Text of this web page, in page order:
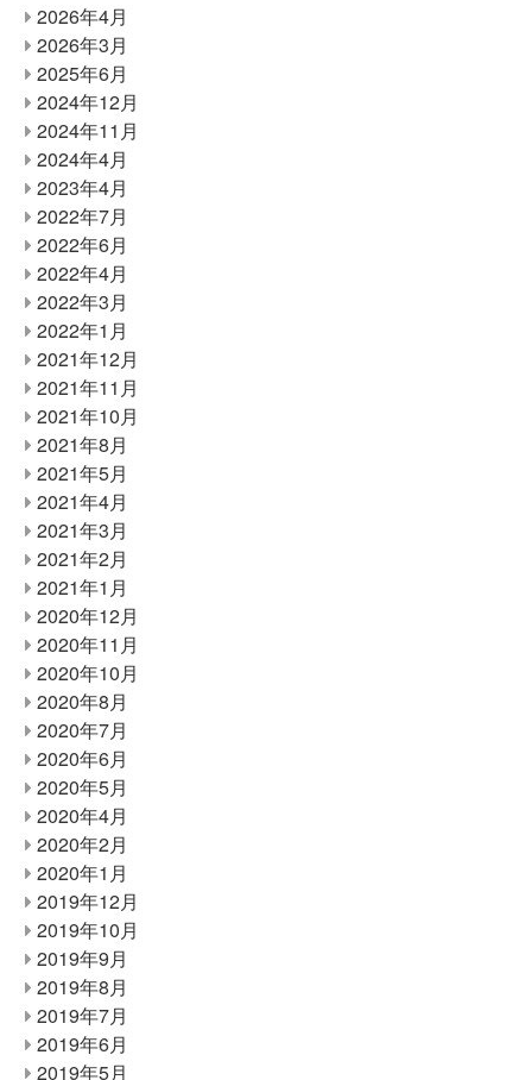
2026年4月
2026年3月
2025年6月
2024年12月
2024年11月
2024年4月
2023年4月
2022年7月
2022年6月
2022年4月
2022年3月
2022年1月
2021年12月
2021年11月
2021年10月
2021年8月
2021年5月
2021年4月
2021年3月
2021年2月
2021年1月
2020年12月
2020年11月
2020年10月
2020年8月
2020年7月
2020年6月
2020年5月
2020年4月
2020年2月
2020年1月
2019年12月
2019年10月
2019年9月
2019年8月
2019年7月
2019年6月
2019年5月